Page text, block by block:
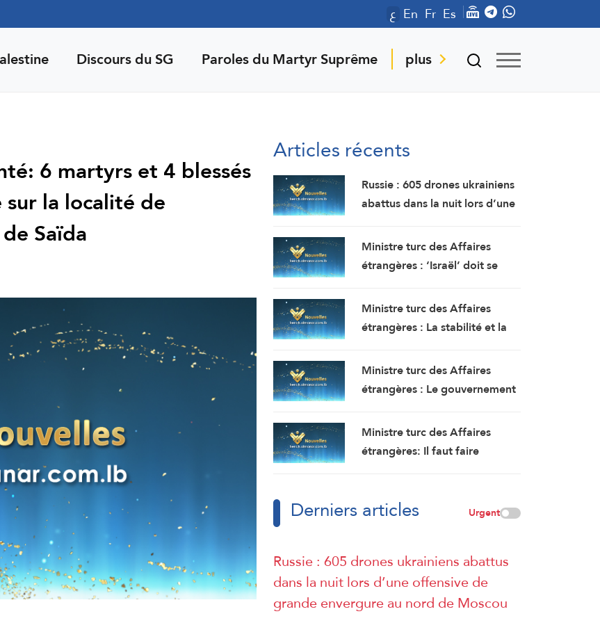
ع En Fr Es
Discours du SG Paroles du Martyr Suprême plus
6 martyrs et 4 blessés
la localité de
Saïda
Articles récents
Russie : 605 drones ukrainiens
abattus dans la nuit lors d’une
au nord de Moscou
Ministre turc des Affaires
étrangères : ‘Israël’ doit se
mais elle continue de faire
obstacle à la mise en œuvre du
plan de paix
Ministre turc des Affaires
étrangères : La stabilité et la
au Liban, où les politiques
expansionnistes d’Israël ont
entraîné la mort et le
personnes
Ministre turc des Affaires
étrangères : Le gouvernement
terroristes en Cisjordanie et à
AlQods
Ministre turc des Affaires
étrangères: Il faut faire
syrien
Derniers articles Urgent
Russie : 605 drones ukrainiens abattus
dans la nuit lors d’une offensive de
grande envergure au nord de Moscou